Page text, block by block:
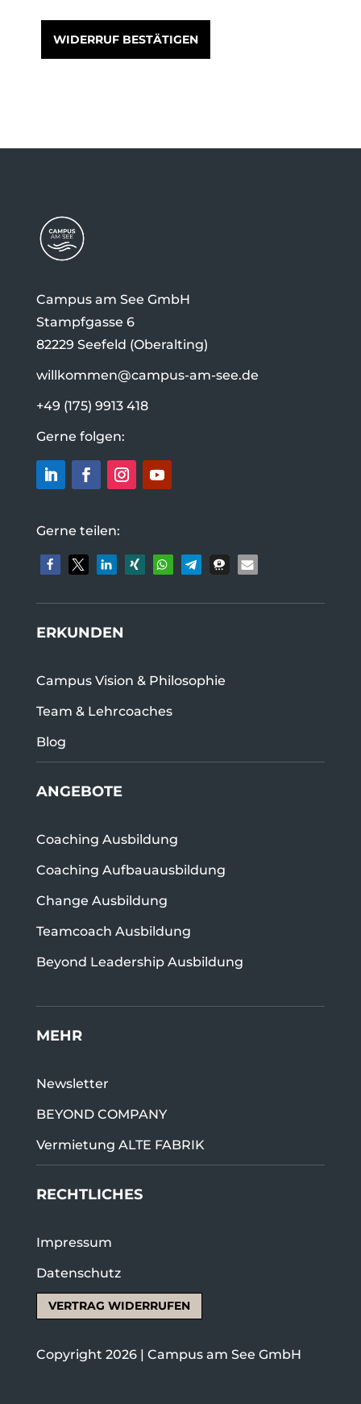
Campus am See GmbH
Stampfgasse 6
82229 Seefeld (Oberalting)
willkommen@campus-am-see.de
+49 (175) 9913 418
Gerne folgen:
Gerne teilen:
ERKUNDEN
Campus Vision & Philosophie
Team & Lehrcoaches
Blog
ANGEBOTE
Coaching Ausbildung
Coaching Aufbauausbildung
Change Ausbildung
Teamcoach Ausbildung
Beyond Leadership Ausbildung
MEHR
Newsletter
BEYOND COMPANY
Vermietung ALTE FABRIK
RECHTLICHES
Impressum
Datenschutz
VERTRAG WIDERRUFEN
Copyright 2026 | Campus am See GmbH